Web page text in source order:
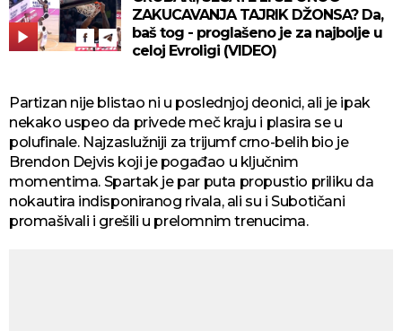
ZAKUCAVANJA TAJRIK DŽONSA? Da,
baš tog - proglašeno je za najbolje u
celoj Evroligi (VIDEO)
Partizan nije blistao ni u poslednjoj deonici, ali je ipak
nekako uspeo da privede meč kraju i plasira se u
polufinale. Najzaslužniji za trijumf crno-belih bio je
Brendon Dejvis koji je pogađao u ključnim
momentima. Spartak je par puta propustio priliku da
nokautira indisponiranog rivala, ali su i Subotičani
promašivali i grešili u prelomnim trenucima.